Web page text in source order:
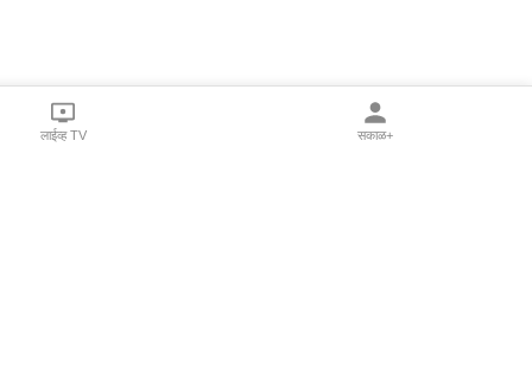
लाईव्ह TV सकाळ+